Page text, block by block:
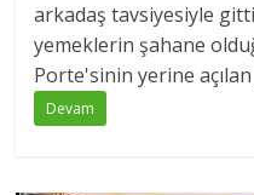
arkadaş tavsiyesiyle
yemeklerin şahane
Porte'sinin yerine
Devam